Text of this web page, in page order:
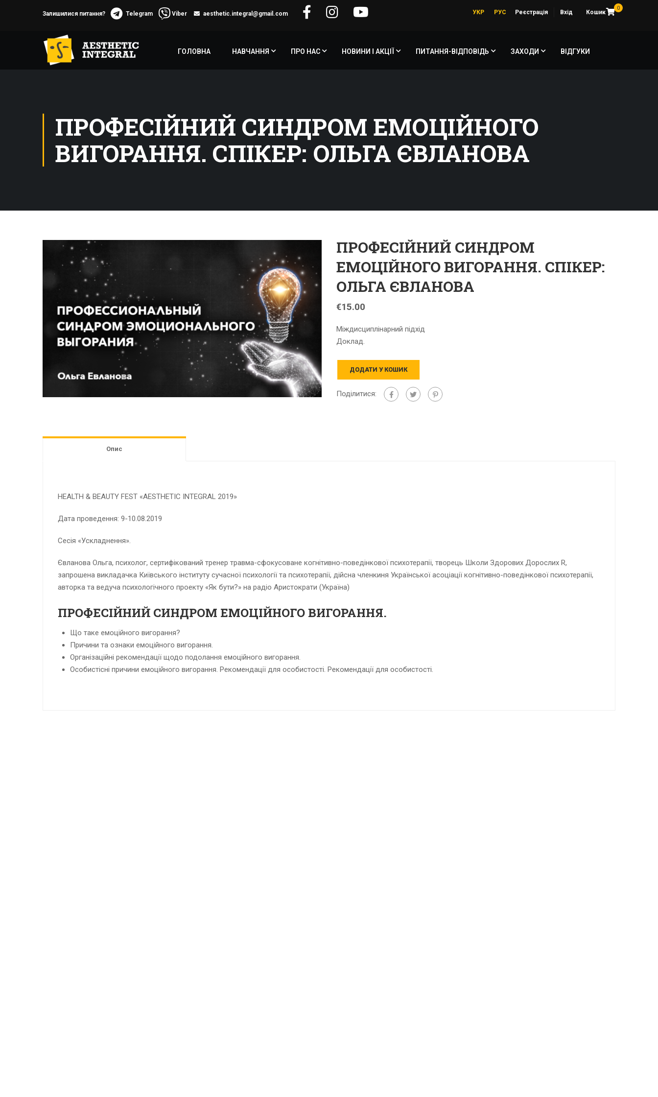
Залишилися питання? Telegram Viber aesthetic.integral@gmail.com
0
Реєстрація Вхід Кошик
УКР РУС
ГОЛОВНА НАВЧАННЯ ПРО НАС НОВИНИ І АКЦІЇ ПИТАННЯ-ВІДПОВІДЬ ЗАХОДИ ВІДГУКИ
ПРОФЕСІЙНИЙ СИНДРОМ ЕМОЦІЙНОГО
ВИГОРАННЯ. СПІКЕР: ОЛЬГА ЄВЛАНОВА
ПРОФЕСІЙНИЙ СИНДРОМ
ЕМОЦІЙНОГО ВИГОРАННЯ. СПІКЕР:
ОЛЬГА ЄВЛАНОВА
€15.00
Міждисциплінарний підхід
Доклад.
ДОДАТИ У КОШИК
Поділитися:
Опис
HEALTH & BEAUTY FEST «AESTHETIC INTEGRAL 2019»
Дата проведення: 9-10.08.2019
Сесія «Ускладнення».
Євланова Ольга, психолог, сертифікований тренер травма-сфокусоване когнітивно-поведінкової психотерапії, творець Школи Здорових Дорослих R,
запрошена викладачка Київського інституту сучасної психології та психотерапії, дійсна членкиня Української асоціації когнітивно-поведінкової психотерапії,
авторка та ведуча психологічного проекту «Як бути?» на радіо Аристократи (Україна)
ПРОФЕСІЙНИЙ СИНДРОМ ЕМОЦІЙНОГО ВИГОРАННЯ.
Що таке емоційного вигорання?
Причини та ознаки емоційного вигорання.
Організаційні рекомендації щодо подолання емоційного вигорання.
Особистісні причини емоційного вигорання. Рекомендації для особистості. Рекомендації для особистості.